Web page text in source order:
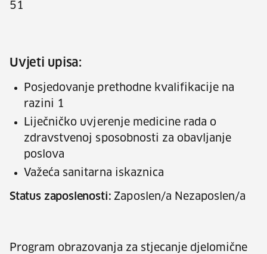
51
Uvjeti upisa:
Posjedovanje prethodne kvalifikacije na
razini 1
Liječničko uvjerenje medicine rada o
zdravstvenoj sposobnosti za obavljanje
poslova
Važeća sanitarna iskaznica
Status zaposlenosti: Zaposlen/a Nezaposlen/a
Program obrazovanja za stjecanje djelomične